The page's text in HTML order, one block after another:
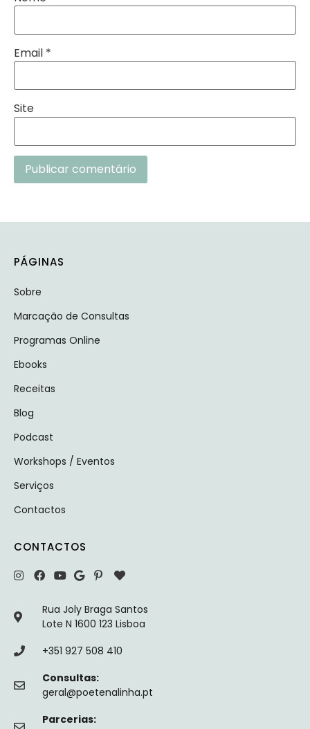
Email *
Site
PÁGINAS
Sobre
Marcação de Consultas
Programas Online
Ebooks
Receitas
Blog
Podcast
Workshops / Eventos
Serviços
Contactos
CONTACTOS
Rua Joly Braga Santos
Lote N 1600 123 Lisboa
+351 927 508 410
Consultas:
geral@poetenalinha.pt
Parcerias: